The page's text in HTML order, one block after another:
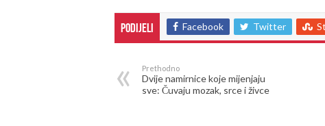
Podijeli Facebook Twitter
Prethodno
Dvije namirnice koje mijenjaju
sve: Čuvaju mozak, srce i živce